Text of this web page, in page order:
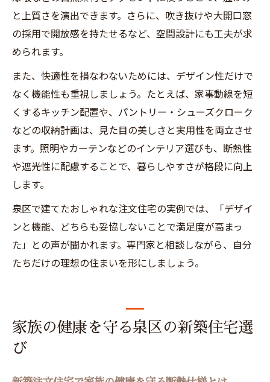
と上質さを演出できます。さらに、吹き抜けや大開口窓
の採用で開放感を持たせるなど、空間設計にも工夫が求
められます。
また、快適性を損なわないためには、デザイン性だけで
なく機能性も重視しましょう。たとえば、家事動線を短
くするキッチン配置や、パントリー・シューズクローク
などの収納計画は、見た目の美しさと実用性を両立させ
ます。照明やカーテンなどのインテリア選びも、断熱性
や遮光性に配慮することで、暮らしやすさが格段に向上
します。
泉区で建てたおしゃれな注文住宅の実例では、「デザイ
ンと機能、どちらも妥協しないことで満足度が高まっ
た」との声が聞かれます。専門家と相談しながら、自分
たちだけの理想の住まいを形にしましょう。
家族の健康を守る泉区の新築住宅選
び